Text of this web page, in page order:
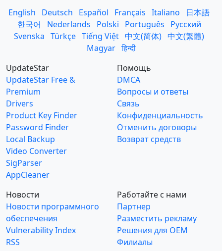
English Deutsch Español Français Italiano
日本語
한국어
Nederlands Polski Português
Русский
Svenska Türkçe Tiếng Việt 中文(简体) 中文(繁體)
Magyar हिन्दी
UpdateStar
UpdateStar Free &
Premium
Drivers
Product Key Finder
Password Finder
Local Backup
Video Converter
SigParser
AppCleaner
Помощь
DMCA
Вопросы и ответы
Связь
Конфиденциальность
Отменить договоры
Возврат средств
Новости
Новости программного
обеспечения
Vulnerability Index
RSS
Работайте с нами
Партнер
Разместить рекламу
Решения для OEM
Филиалы